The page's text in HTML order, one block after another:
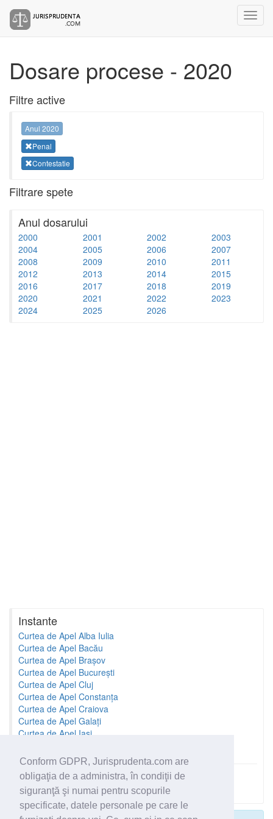
Conform GDPR, Jurisprudenta.com are
obligaţia de a administra, în condiţii de
siguranţă şi numai pentru scopurile
specificate, datele personale pe care le
Dosare procese - 2020
Filtre active
Anul 2020
Penal
Contestatie
Filtrare spete
Anul dosarului
2000 2001 2002
2003
2004
2005 2006
2007
2008
2009 2010
2011
2012
2013 2014
2015
2016
2017 2018
2019
2020
2021 2022
2023
2024
2025 2026
Instante
Curtea de Apel Alba Iulia
Curtea de Apel Bacău
Curtea de Apel Brașov
Curtea de Apel București
Curtea de Apel Cluj
Curtea de Apel Constanța
Curtea de Apel Craiova
Curtea de Apel Galați
Curtea de Apel Iași
Toate instantele